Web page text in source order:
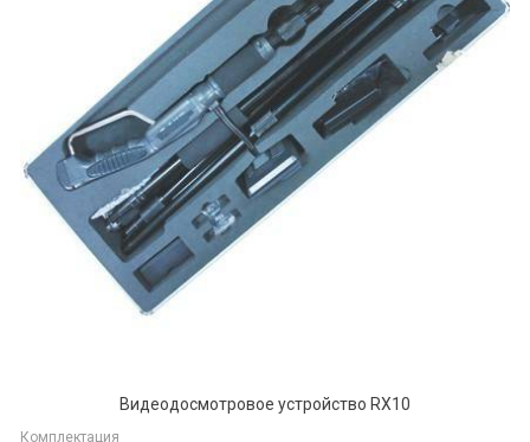
Видеодосмотровое устройство RX10
Комплектация